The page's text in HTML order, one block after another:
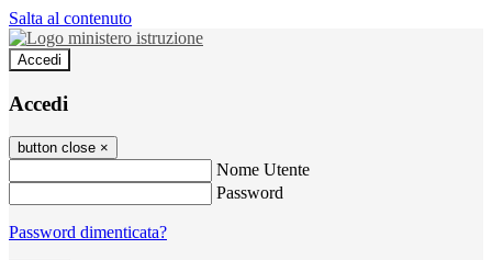
Salta al contenuto
Accedi
Accedi
button close ×
Nome Utente
Password
Password dimenticata?